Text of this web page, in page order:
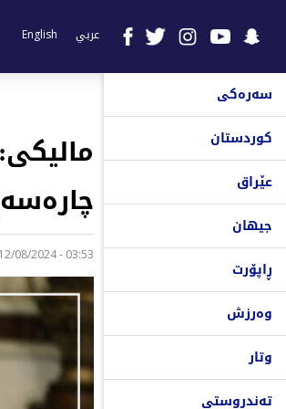
عربي English
سەرەکی
کوردستان
عێراق
جیهان
ڕاپۆرت
وەرزش
وتار
تەندروستی
03:53 - 12/08/2024